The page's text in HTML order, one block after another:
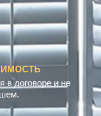
в договоре и не